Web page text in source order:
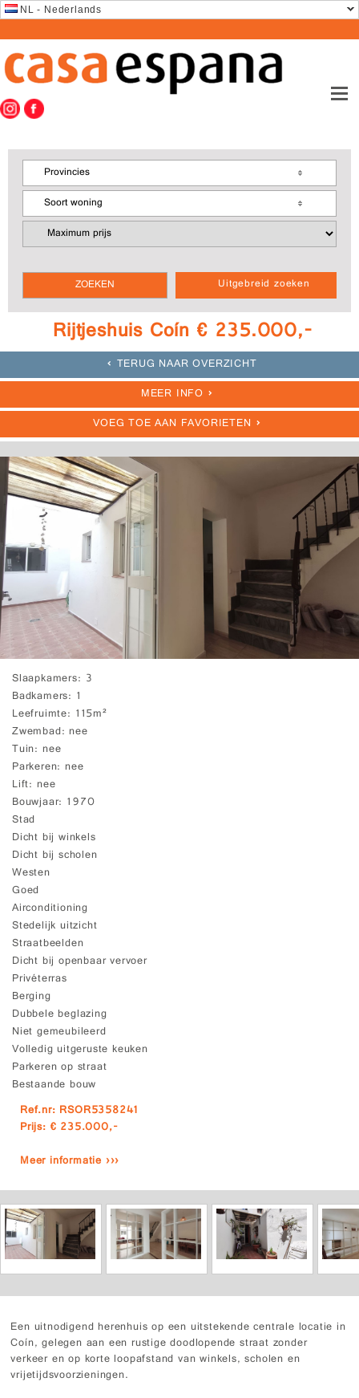
NL - Nederlands
Uitgebreid zoeken
Provincies
Soort woning
Rijtjeshuis Coín € 235.000,-
TERUG NAAR OVERZICHT
MEER INFO
VOEG TOE AAN FAVORIETEN
Slaapkamers 3
Badkamers 1
Leefruimte 115m²
Zwembad nee
Tuin nee
Parkeren nee
Lift nee
Bouwjaar 1970
Stad
Dicht bij winkels
Dicht bij scholen
Westen
Goed
Airconditioning
Stedelijk uitzicht
Straatbeelden
Dicht bij openbaar vervoer
Privéterras
Berging
Dubbele beglazing
Niet gemeubileerd
Volledig uitgeruste keuken
Parkeren op straat
Bestaande bouw
Ref.nr: RSOR5358241
Prijs: € 235.000,-
Meer informatie ›››
Een uitnodigend herenhuis op een uitstekende centrale locatie in
Coín, gelegen aan een rustige doodlopende straat zonder
verkeer en op korte loopafstand van winkels, scholen en
vrijetijdsvoorzieningen.